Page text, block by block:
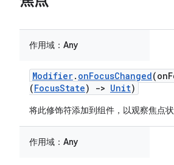
作用域： Any
Modifier. onFocusChanged
(FocusState) -> Unit)
将此修饰符添加到组件，以观察焦点状
作用域： Any